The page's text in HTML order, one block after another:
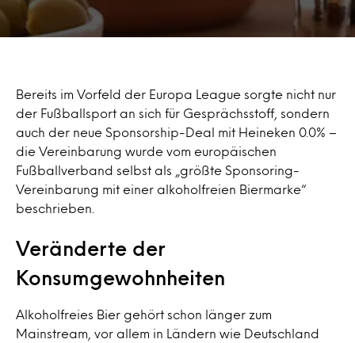
Bereits im Vorfeld der Europa League sorgte nicht nur
der Fußballsport an sich für Gesprächsstoff, sondern
auch der neue Sponsorship-Deal mit Heineken 0.0% –
die Vereinbarung wurde vom europäischen
Fußballverband selbst als „größte Sponsoring-
Vereinbarung mit einer alkoholfreien Biermarke“
beschrieben.
Veränderte der
Konsumgewohnheiten
Alkoholfreies Bier gehört schon länger zum
Mainstream, vor allem in Ländern wie Deutschland